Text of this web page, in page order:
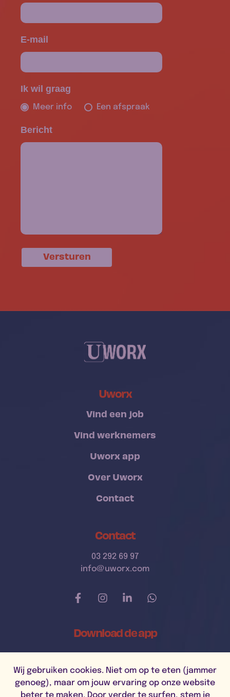
E-mail
Meer info Een afspraak
Ik wil graag
Bericht
Versturen
Wij gebruiken cookies. Niet om op te eten (jammer
genoeg), maar om jouw ervaring op onze website
beter te maken. Door verder te surfen, stem je
Uworx
Vind een job
Vind werknemers
Uworx app
Over Uworx
Contact
Contact
03 292 69 97
info@uworx.com
Download de app